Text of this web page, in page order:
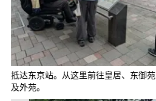
抵达东京站。从这里前往皇居、东御苑
及外苑。